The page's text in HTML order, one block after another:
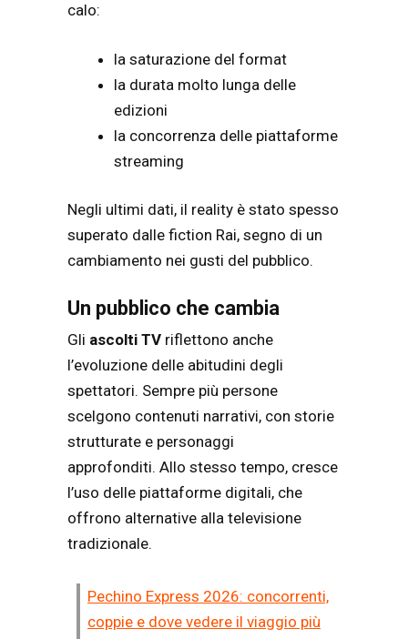
calo:
la saturazione del format
la durata molto lunga delle
edizioni
la concorrenza delle piattaforme
streaming
Negli ultimi dati, il reality è stato spesso
superato dalle fiction Rai, segno di un
cambiamento nei gusti del pubblico.
Un pubblico che cambia
Gli ascolti TV riflettono anche
l’evoluzione delle abitudini degli
spettatori. Sempre più persone
scelgono contenuti narrativi, con storie
strutturate e personaggi
approfonditi. Allo stesso tempo, cresce
l’uso delle piattaforme digitali, che
offrono alternative alla televisione
tradizionale.
Pechino Express 2026: concorrenti,
coppie e dove vedere il viaggio più